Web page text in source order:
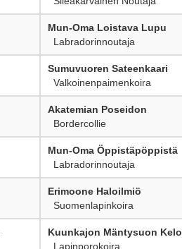
Mun-Oma Loistava Lupu
Labradorinnoutaja
Sumuvuoren Sateenkaari
Valkoinenpaimenkoira
Akatemian Poseidon
Bordercollie
Mun-Oma Öppistäpöppistä
Labradorinnoutaja
Erimoone Haloilmiö
Suomenlapinkoira
Kuunkajon Mäntysuon Kelo
Lapinporokoira